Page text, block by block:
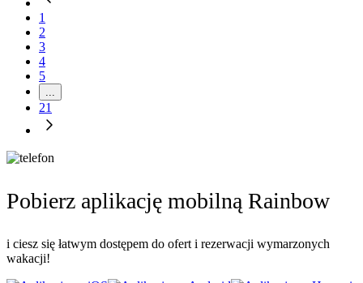
1
2
3
4
5
...
21
Pobierz aplikację mobilną Rainbow
i ciesz się łatwym dostępem do ofert i rezerwacji wymarzonych
wakacji!